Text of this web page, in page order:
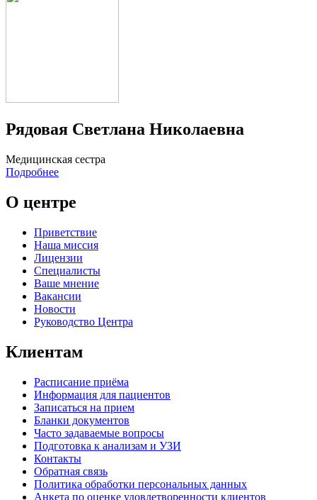
Рядовая Светлана Николаевна
Медицинская сестра
Подробнее
О центре
Приветствие
Наша миссия
Лицензии
Специалисты
Ваше мнение
Вакансии
Новости
Руководство Центра
Клиентам
Расписание приёма
Информация для пациентов
Записаться на прием
Бланки документов
Часто задаваемые вопросы
Подготовка к анализам и УЗИ
Контакты
Обратная связь
Политика обработки персональных данных
Анкета по оценке удовлетворенности клиентов